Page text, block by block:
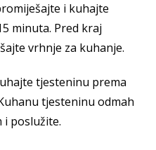
i kuhajte
minuta. Pred kraj
vrhnje za kuhanje.
tjesteninu prema
tjesteninu odmah
i poslužite.